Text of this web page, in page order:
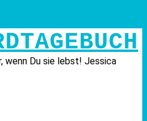
wenn Du sie lebst! Jessica